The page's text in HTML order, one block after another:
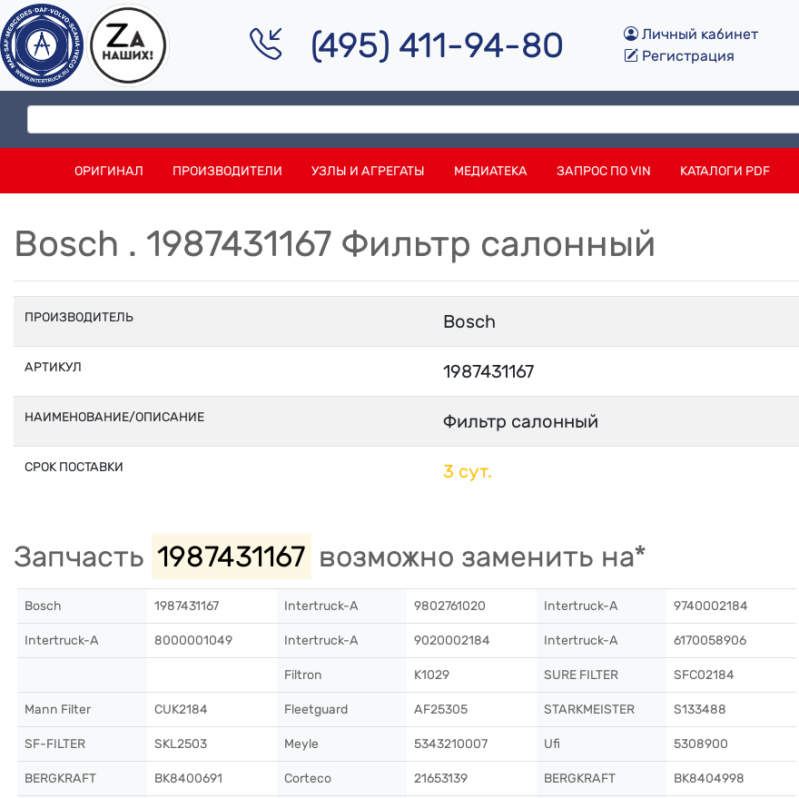
(495) 411-94-80
Личный кабинет
Регистрация
ОРИГИНАЛ ПРОИЗВОДИТЕЛИ УЗЛЫ И АГРЕГАТЫ МЕДИАТЕКА ЗАПРОС ПО VIN КАТАЛОГИ PDF
Bosch . 1987431167 Фильтр салонный
ПРОИЗВОДИТЕЛЬ Bosch
АРТИКУЛ 1987431167
НАИМЕНОВАНИЕ/ОПИСАНИЕ Фильтр салонный
СРОК ПОСТАВКИ 3 сут.
Запчасть 1987431167 возможно заменить на*
Bosch 1987431167 Intertruck-A 9802761020 Intertruck-A 9740002184
Intertruck-A 8000001049 Intertruck-A 9020002184 Intertruck-A 6170058906
Filtron K1029 SURE FILTER SFC02184
Mann Filter CUK2184 Fleetguard AF25305 STARKMEISTER S133488
SF-FILTER SKL2503 Meyle 5343210007 Ufi 5308900
BERGKRAFT BK8400691 Corteco 21653139 BERGKRAFT BK8404998